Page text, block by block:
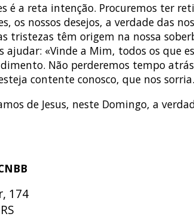
é a reta intenção. Procuremos ter
os nossos desejos, a verdade das
tristezas têm origem na nossa
ajudar: «Vinde a Mim, todos os que
Não perderemos tempo
contente conosco, que nos
de Jesus, neste Domingo, a
174